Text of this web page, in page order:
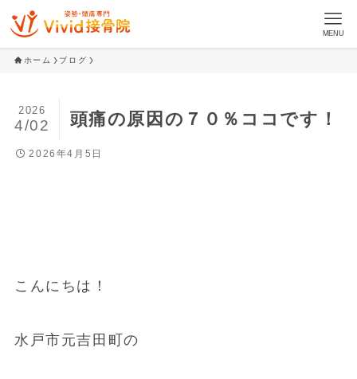
MENU
ホーム ブログ
頭痛の原因の７０％ココです！
2026
4/02
2026年4月5日
こんにちは！
水戸市元吉田町の